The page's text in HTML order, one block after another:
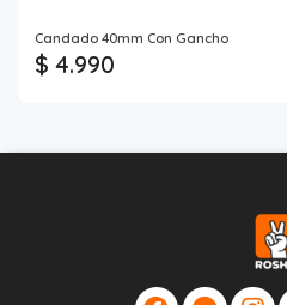
Candado 40mm Con Gancho
$ 4.990